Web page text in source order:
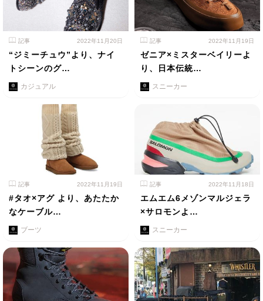
記事 2022年11月20日
“ジミーチュウ”より、ナイ
トシーンのグ…
カジュアル
記事 2022年11月19日
ゼニア×ミスターベイリーよ
り、日本伝統…
スニーカー
記事 2022年11月19日
#タオ×アグ より、あたたか
なケーブル…
ブーツ
記事 2022年11月18日
エムエム6メゾンマルジェラ
×サロモンよ…
スニーカー